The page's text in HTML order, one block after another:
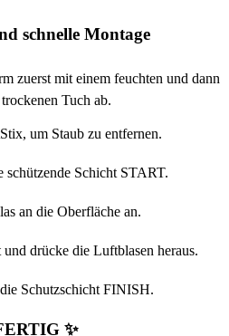
schnelle Montage
zuerst mit einem feuchten und dann
Tuch ab.
um Staub zu entfernen.
schützende Schicht START.
an die Oberfläche an.
drücke die Luftblasen heraus.
Schutzschicht FINISH.
✨